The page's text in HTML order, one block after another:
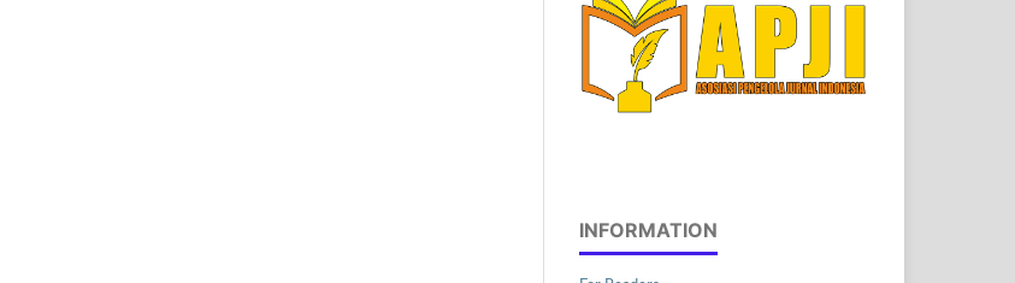
INFORMATION